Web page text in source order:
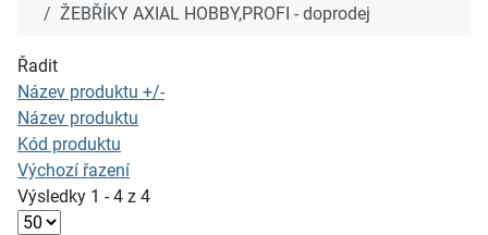
ŽEBŘÍKY AXIAL HOBBY,PROFI - doprodej
Řadit
Název produktu +/-
Název produktu
Kód produktu
Výchozí řazení
Výsledky 1 - 4 z 4